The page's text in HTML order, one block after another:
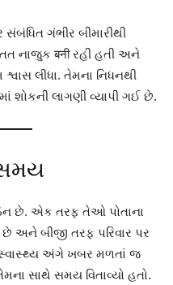
ગંભીર બીમારીથી
નાજુક बनी રહી હતી અને
લીધા. તેમના નિધનથી
શોકની લાગણી વ્યાપી ગઈ છે.
સમય
છે. એક તરફ તેઓ પોતાના
છે અને બીજી તરફ પરિવાર પર
અંગે ખબર મળતાં જ
સાથે સમય વિતાવ્યો હતો.